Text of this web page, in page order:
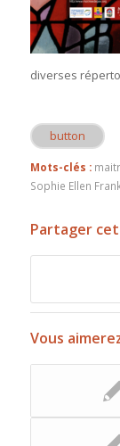
diverses
button
Mots-clés :
Sophie Ellen
Partager
Vous